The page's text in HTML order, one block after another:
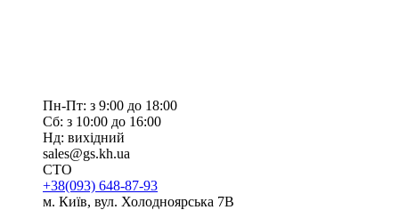
Пн-Пт: з 9:00 до 18:00
Сб: з 10:00 до 16:00
Нд: вихідний
sales@gs.kh.ua
СТО
+38(093) 648-87-93
м. Київ, вул. Холодноярська 7В